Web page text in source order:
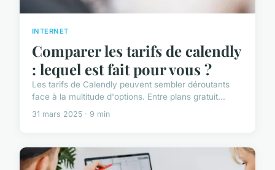
INTERNET
Comparer les tarifs de calendly
: lequel est fait pour vous ?
Les tarifs de Calendly peuvent sembler déroutants
face à la multitude d'options. Entre plans gratuit...
31 mars 2025 · 9 min